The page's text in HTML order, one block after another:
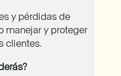
y pérdidas de
manejar y proteger
clientes.